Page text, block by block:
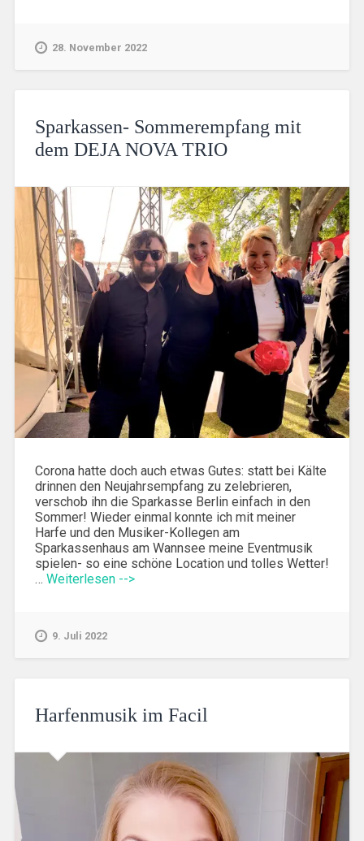
28. November 2022
Sparkassen- Sommerempfang mit
dem DEJA NOVA TRIO
Corona hatte doch auch etwas Gutes: statt bei Kälte
drinnen den Neujahrsempfang zu zelebrieren,
verschob ihn die Sparkasse Berlin einfach in den
Sommer! Wieder einmal konnte ich mit meiner
Harfe und den Musiker-Kollegen am
Sparkassenhaus am Wannsee meine Eventmusik
spielen- so eine schöne Location und tolles Wetter!
… Weiterlesen -->
9. Juli 2022
Harfenmusik im Facil